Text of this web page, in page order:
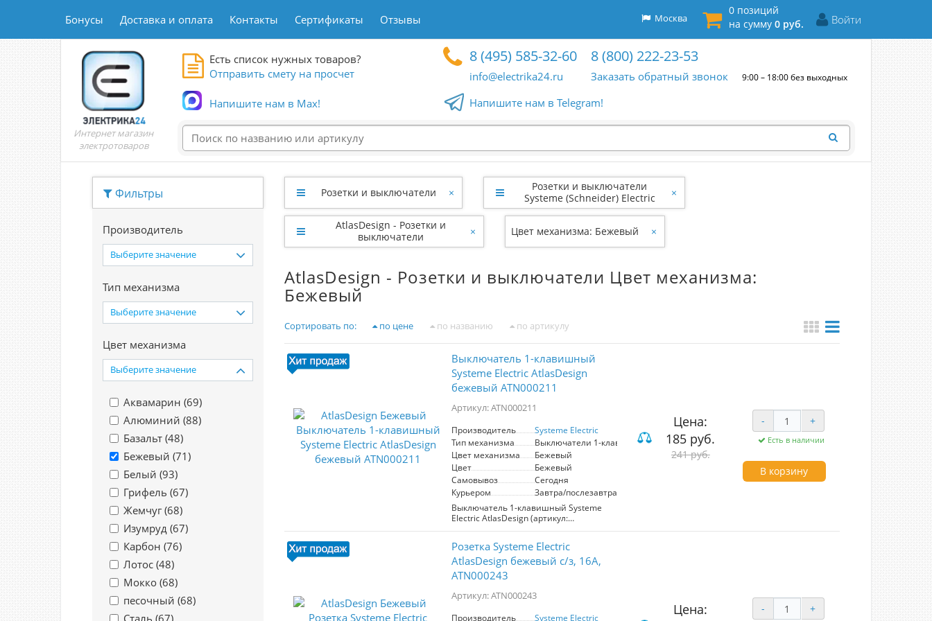
Бонусы Доставка и оплата Контакты Сертификаты Отзывы Войти
0 позиций
на сумму 0 руб.
Москва
Интернет магазин
электротоваров
Есть список нужных товаров?
Отправить смету на просчет
Напишите нам в Max!
8 (495) 585-32-60
info@electrika24.ru
8 (800) 222-23-53
Заказать обратный звонок 9:00 – 18:00 без выходных
Напишите нам в Telegram!
Фильтры
Производитель
Выберите значение
Тип механизма
Выберите значение
Цвет механизма
Выберите значение
Аквамарин (69)
Алюминий (88)
Базальт (48)
Бежевый (71)
Белый (93)
Грифель (67)
Жемчуг (68)
Изумруд (67)
Карбон (76)
Лотос (48)
Мокко (68)
песочный (68)
Сталь (67)
Розетки и выключатели ×
Розетки и выключатели
Systeme (Schneider) Electric
×
AtlasDesign - Розетки и
выключатели
× Цвет механизма: Бежевый ×
AtlasDesign - Розетки и выключатели Цвет механизма:
Бежевый
Сортировать по: по цене по названию по артикулу
Выключатель 1-клавишный
Systeme Electric AtlasDesign
бежевый ATN000211
Артикул: ATN000211
Производитель
Systeme Electric
Тип механизма
Выключатели 1-клавишные
Цвет механизма
Бежевый
Цвет
Бежевый
Самовывоз
Сегодня
Курьером
Завтра/послезавтра
Выключатель 1-клавишный Systeme
Electric AtlasDesign (артикул:
ATN000211) в бежевом цвете —
электрическими сетями напряжением
250 В и током до 10 А. Этот надежный
механизм отличается усиленными
прямыми монтажными лапками,
обеспечивающими надежную
фиксацию в монтажной коробке, что
Цена:
185 руб.
241 руб.
- +
Есть в наличии
В корзину
Розетка Systeme Electric
AtlasDesign бежевый с/з, 16А,
ATN000243
Артикул: ATN000243
Производитель
Systeme Electric
Цена:
- +